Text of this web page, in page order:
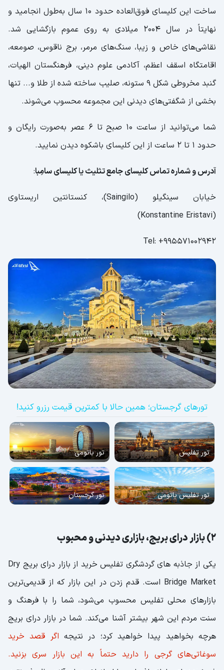
انگیز
22) سالن تئاتر گابریادزه؛ رقص عروسک در صحنه
23) خیابان پکینی؛ بازارگردی تمام عیار
ساخت این کلیسای فوق‌العاده حدود 10 سال به‌طول انجامید و
نهایتاً در سال 2004 میلادی به روی عموم بازگشایی شد.
نقاشی‌های خاص و زیبا، سنگ‌های مرمر، برج ناقوس، صومعه،
اقامتگاه اسقف اعظم، آکادمی علوم دینی، فرهنگستان الهیات،
گنبد مخروطی شکل 9 ستونه، صلیب ساخته شده از طلا و... تنها
بخشی از شگفتی‌های دیدنی این مجموعه محسوب می‌شوند.
شما می‌توانید از ساعت 10 صبح تا 6 عصر به‌صورت رایگان و
حدود 1 تا 2 ساعت از این کلیسای باشکوه دیدن نمایید.
آدرس و شماره تماس کلیسای جامع تثلیث یا کلیسای سامِبا:
خیابان سینگیلو (Saingilo)، کنستانتین اریستاوی
(Konstantine Eristavi)
Tel: +995571002942
تورهای گرجستان؛ همین حالا با کمترین قیمت رزرو کنید!
تور تفلیس تور باتومی
تور تفلیس باتومی تور گرجستان
2) بازار درای بریج، بازاری دیدنی و محبوب
یکی از جاذبه های گردشگری تفلیس خرید از بازار درای بریج Dry
Bridge Market است. قدم زدن در این بازار که از قدیمی‌ترین
بازارهای محلی تفلیس محسوب می‌شود، شما را با فرهنگ و
سنت مردم این شهر بیشتر آشنا می‌کند. شما در بازار درای بریج
هرچه بخواهید پیدا خواهید کرد؛ در نتیجه اگر قصد خرید
سوغاتی‌های گرجی را دارید حتماً به این بازار سری بزنید.